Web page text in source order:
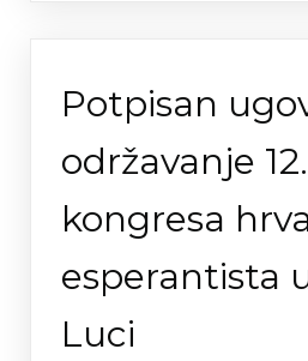
Potpisan
održavanje 12.
kongresa
esperantista
Luci